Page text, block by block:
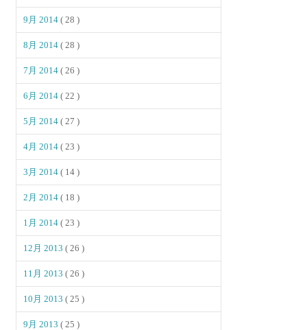
9月 2014( 28 )
8月 2014( 28 )
7月 2014( 26 )
6月 2014( 22 )
5月 2014( 27 )
4月 2014( 23 )
3月 2014( 14 )
2月 2014( 18 )
1月 2014( 23 )
12月 2013( 26 )
11月 2013( 26 )
10月 2013( 25 )
9月 2013( 25 )